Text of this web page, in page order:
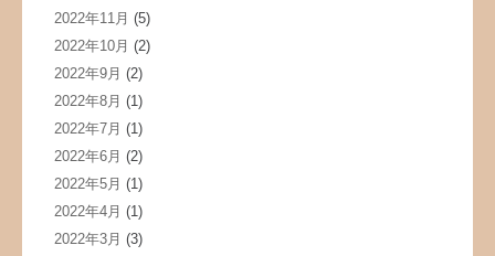
2022年11月 (5)
2022年10月 (2)
2022年9月 (2)
2022年8月 (1)
2022年7月 (1)
2022年6月 (2)
2022年5月 (1)
2022年4月 (1)
2022年3月 (3)